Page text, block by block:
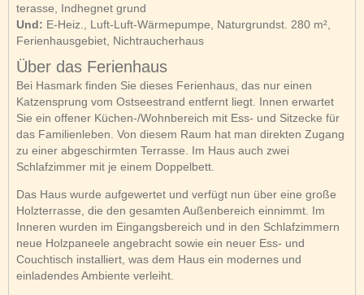
terasse, Indhegnet grund
Und: E-Heiz., Luft-Luft-Wärmepumpe, Naturgrundst. 280 m²,
Ferienhausgebiet, Nichtraucherhaus
Über das Ferienhaus
Bei Hasmark finden Sie dieses Ferienhaus, das nur einen
Katzensprung vom Ostseestrand entfernt liegt. Innen erwartet
Sie ein offener Küchen-/Wohnbereich mit Ess- und Sitzecke für
das Familienleben. Von diesem Raum hat man direkten Zugang
zu einer abgeschirmten Terrasse. Im Haus auch zwei
Schlafzimmer mit je einem Doppelbett.
Das Haus wurde aufgewertet und verfügt nun über eine große
Holzterrasse, die den gesamten Außenbereich einnimmt. Im
Inneren wurden im Eingangsbereich und in den Schlafzimmern
neue Holzpaneele angebracht sowie ein neuer Ess- und
Couchtisch installiert, was dem Haus ein modernes und
einladendes Ambiente verleiht.